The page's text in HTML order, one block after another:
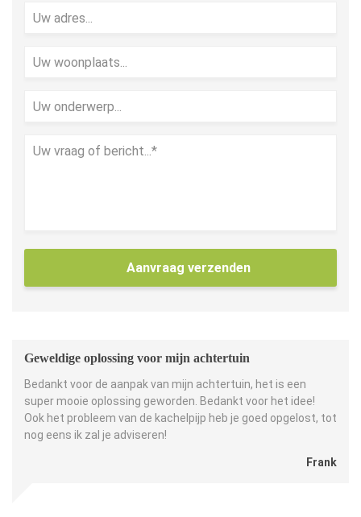
Aanvraag verzenden
Geweldige oplossing voor mijn achtertuin
Bedankt voor de aanpak van mijn achtertuin, het is een
super mooie oplossing geworden. Bedankt voor het idee!
Ook het probleem van de kachelpijp heb je goed opgelost, tot
nog eens ik zal je adviseren!
Frank